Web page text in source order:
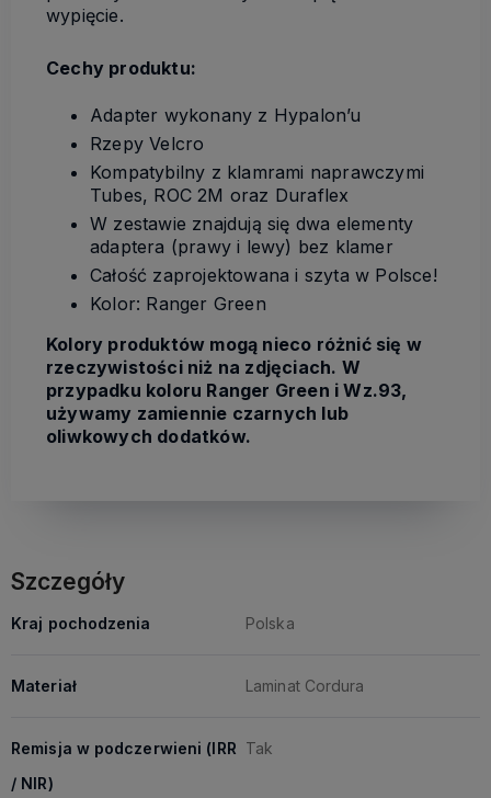
wypięcie.
Cechy produktu:
Adapter wykonany z Hypalon’u
Rzepy Velcro
Kompatybilny z klamrami naprawczymi
Tubes, ROC 2M oraz Duraflex
W zestawie znajdują się dwa elementy
adaptera (prawy i lewy) bez klamer
Całość zaprojektowana i szyta w Polsce!
Kolor: Ranger Green
Kolory produktów mogą nieco różnić się w
rzeczywistości niż na zdjęciach. W
przypadku koloru Ranger Green i Wz.93,
używamy zamiennie czarnych lub
oliwkowych dodatków.
Szczegóły
Kraj pochodzenia Polska
Materiał Laminat Cordura
Remisja w podczerwieni (IRR
/ NIR)
Tak